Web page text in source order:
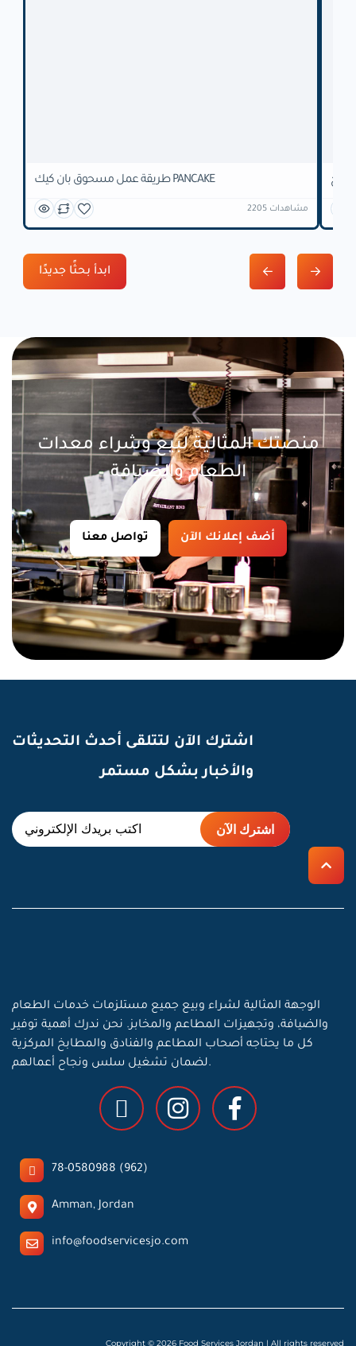
طريقة عمل مسحوق بان كيك PANCAKE
2205 مشاهدات
ابدأ بحثًا جديدًا
منصتك المثالية لبيع وشراء معدات
الطعام والضيافة
تواصل معنا أضف إعلانك الآن
اشترك الآن لتتلقى أحدث التحديثات
والأخبار بشكل مستمر
الوجهة المثالية لشراء وبيع جميع مستلزمات خدمات الطعام
والضيافة، وتجهيزات المطاعم والمخابز. نحن ندرك أهمية توفير
كل ما يحتاجه أصحاب المطاعم والفنادق والمطابخ المركزية
لضمان تشغيل سلس ونجاح أعمالهم.
78-0580988 (962)
Amman, Jordan
info@foodservicesjo.com
Copyright © 2026 Food Services Jordan | All rights reserved